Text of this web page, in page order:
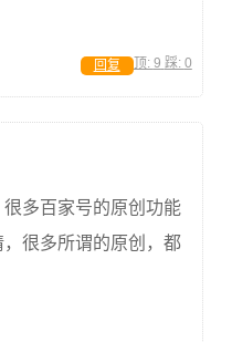
顶: 9 踩: 0
回复
多百家号的原创功能
很多所谓的原创，都